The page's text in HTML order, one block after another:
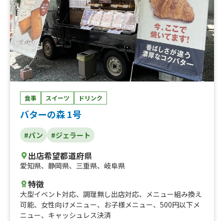
食事 スイーツ ドリンク
バターの森 1号
#パン #ジェラート
出店希望都道府県
愛知県、 静岡県、 三重県、 岐阜県
特徴
大型イベント対応、 調理無し出店対応、 メニュー組み換え
可能、 女性向けメニュー、 お子様メニュー、 500円以下メ
ニュー、 キャッシュレス決済